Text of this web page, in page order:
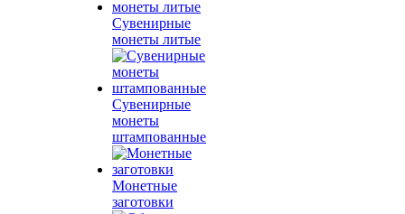
Сувенирные
монеты литые
Сувенирные
монеты
штампованные
Монетные
заготовки